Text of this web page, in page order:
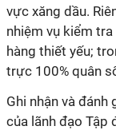
vực xăng dầu.
nhiệm vụ kiểm
hàng thiết yếu;
trực 100% quân
Ghi nhận và đánh
của lãnh đạo Tập